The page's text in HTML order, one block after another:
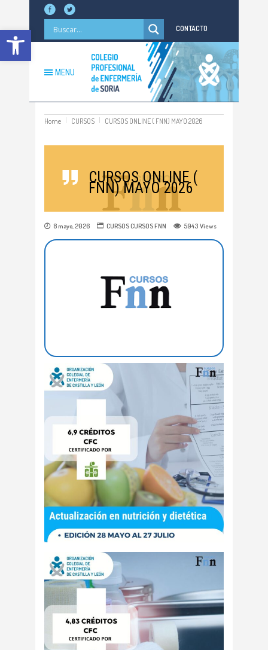
Abrir barra de herramientas CONTACTO
MENU
Home CURSOS CURSOS ONLINE ( FNN) MAYO 2026
CURSOS ONLINE (
FNN) MAYO 2026
8 mayo, 2026 CURSOSCURSOS FNN 5943 Views